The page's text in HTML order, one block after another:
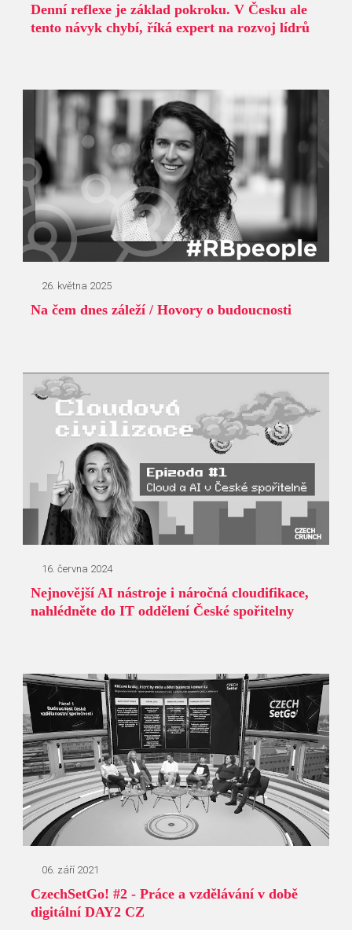
Denní reflexe je základ pokroku. V Česku ale
tento návyk chybí, říká expert na rozvoj lídrů
26. května 2025
Na čem dnes záleží / Hovory o budoucnosti
16. června 2024
Nejnovější AI nástroje i náročná cloudifikace,
nahlédněte do IT oddělení České spořitelny
06. září 2021
CzechSetGo! #2 - Práce a vzdělávání v době
digitální DAY2 CZ